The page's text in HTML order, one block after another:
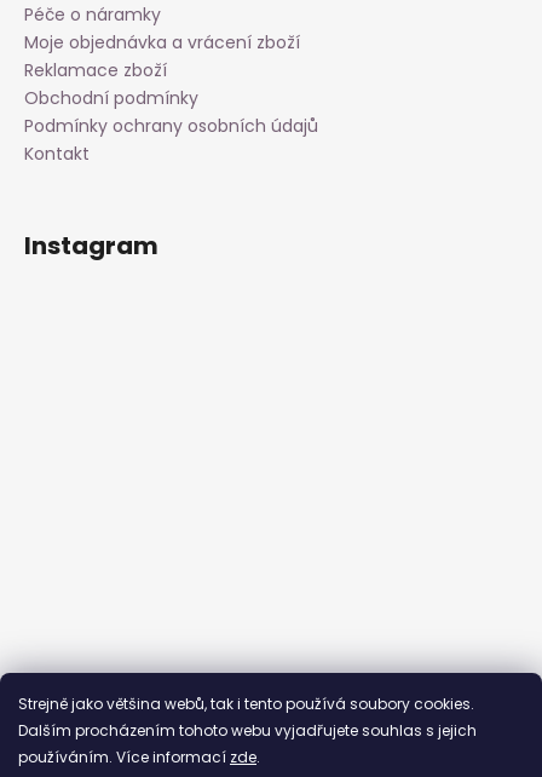
Strejně jako většina webů, tak i tento používá soubory cookies.
Dalším procházením tohoto webu vyjadřujete souhlas s jejich
používáním. Více informací zde.
s
Péče o náramky
Moje objednávka a vrácení zboží
Reklamace zboží
Obchodní podmínky
Podmínky ochrany osobních údajů
Kontakt
Instagram
Sledovat na Instagramu